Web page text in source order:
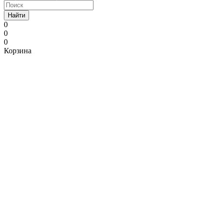
Найти
0
0
0
Корзина